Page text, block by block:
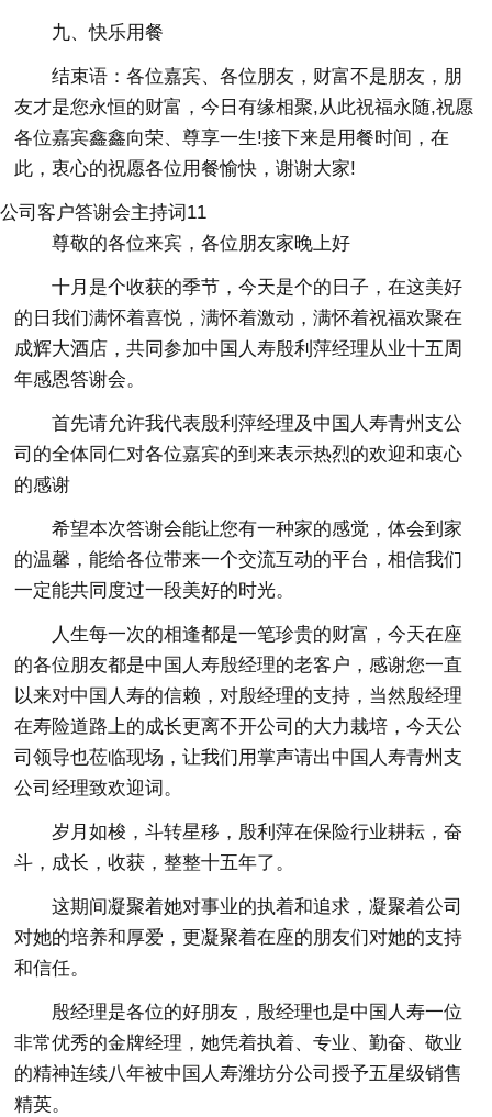
九、快乐用餐
结束语：各位嘉宾、各位朋友，财富不是朋友，朋
友才是您永恒的财富，今日有缘相聚,从此祝福永随,祝愿
各位嘉宾鑫鑫向荣、尊享一生!接下来是用餐时间，在
此，衷心的祝愿各位用餐愉快，谢谢大家!
公司客户答谢会主持词11
尊敬的各位来宾，各位朋友家晚上好
十月是个收获的季节，今天是个的日子，在这美好
的日我们满怀着喜悦，满怀着激动，满怀着祝福欢聚在
成辉大酒店，共同参加中国人寿殷利萍经理从业十五周
年感恩答谢会。
首先请允许我代表殷利萍经理及中国人寿青州支公
司的全体同仁对各位嘉宾的到来表示热烈的欢迎和衷心
的感谢
希望本次答谢会能让您有一种家的感觉，体会到家
的温馨，能给各位带来一个交流互动的平台，相信我们
一定能共同度过一段美好的时光。
人生每一次的相逢都是一笔珍贵的财富，今天在座
的各位朋友都是中国人寿殷经理的老客户，感谢您一直
以来对中国人寿的信赖，对殷经理的支持，当然殷经理
在寿险道路上的成长更离不开公司的大力栽培，今天公
司领导也莅临现场，让我们用掌声请出中国人寿青州支
公司经理致欢迎词。
岁月如梭，斗转星移，殷利萍在保险行业耕耘，奋
斗，成长，收获，整整十五年了。
这期间凝聚着她对事业的执着和追求，凝聚着公司
对她的培养和厚爱，更凝聚着在座的朋友们对她的支持
和信任。
殷经理是各位的好朋友，殷经理也是中国人寿一位
非常优秀的金牌经理，她凭着执着、专业、勤奋、敬业
的精神连续八年被中国人寿潍坊分公司授予五星级销售
精英。